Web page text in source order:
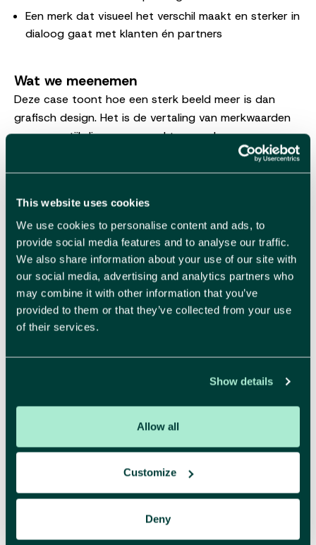
This website uses cookies
We use cookies to personalise content and ads, to
provide social media features and to analyse our traffic.
We also share information about your use of our site with
our social media, advertising and analytics partners who
may combine it with other information that you’ve
provided to them or that they’ve collected from your use
of their services.
Show details
Allow all
Customize
Deny
Een merk dat visueel het verschil maakt en sterker in
dialoog gaat met klanten én partners
Wat we meenemen
Deze case toont hoe een sterk beeld meer is dan
grafisch design. Het is de vertaling van merkwaarden
naar een stijl die mensen raakt en merken
onderscheidt. Voor ons bevestigt dit dat design pas
echt impact heeft wanneer het onderbouwd is,
doorgetrokken in elke manier van communiceren.